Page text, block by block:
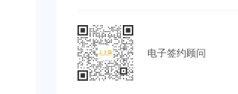
电子签约顾问